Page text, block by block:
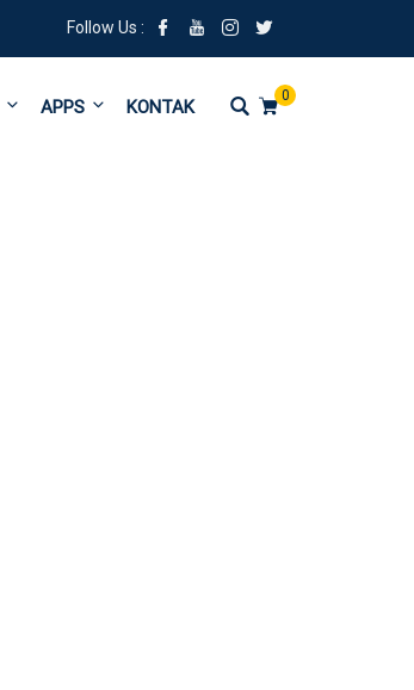
Follow Us :
0
APPS KONTAK